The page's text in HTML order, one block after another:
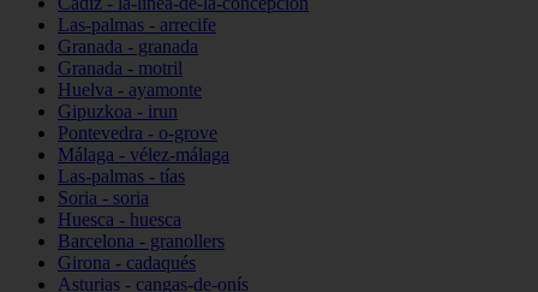
Las-palmas - arrecife
Granada - granada
Granada - motril
Huelva - ayamonte
Gipuzkoa - irun
Pontevedra - o-grove
Málaga - vélez-málaga
Las-palmas - tías
Soria - soria
Huesca - huesca
Barcelona - granollers
Girona - cadaqués
Asturias - cangas-de-onís